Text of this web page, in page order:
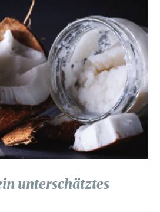
unterschätztes